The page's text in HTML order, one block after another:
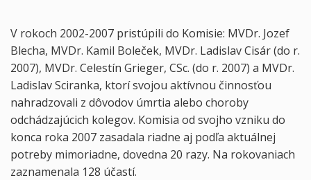
V rokoch 2002-2007 pristúpili do Komisie: MVDr. Jozef
Blecha, MVDr. Kamil Boleček, MVDr. Ladislav Cisár (do r.
2007), MVDr. Celestín Grieger, CSc. (do r. 2007) a MVDr.
Ladislav Sciranka, ktorí svojou aktívnou činnosťou
nahradzovali z dôvodov úmrtia alebo choroby
odchádzajúcich kolegov. Komisia od svojho vzniku do
konca roka 2007 zasadala riadne aj podľa aktuálnej
potreby mimoriadne, dovedna 20 razy. Na rokovaniach
zaznamenala 128 účastí.